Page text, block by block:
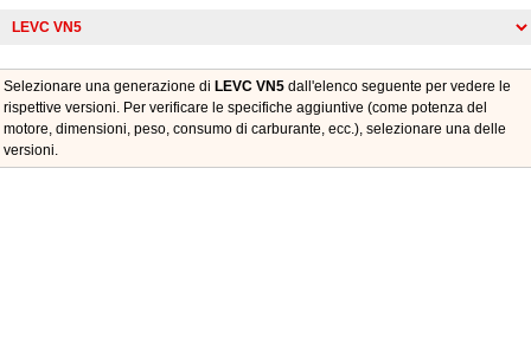
Selezionare una generazione di LEVC VN5 dall'elenco seguente per vedere le
rispettive versioni. Per verificare le specifiche aggiuntive (come potenza del
motore, dimensioni, peso, consumo di carburante, ecc.), selezionare una delle
versioni.